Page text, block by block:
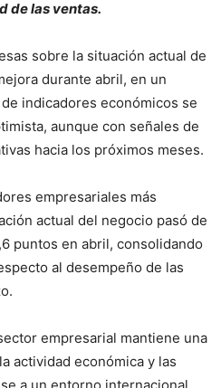
de las ventas.
sobre la situación actual de
durante abril, en un
indicadores económicos se
aunque con señales de
hacia los próximos meses.
empresariales más
actual del negocio pasó de
puntos en abril, consolidando
al desempeño de las
empresarial mantiene una
actividad económica y las